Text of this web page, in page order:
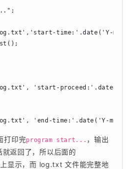
time:'.date('Y-m-d
'start-proceed:'.date('Y-
'end-time:'.date('Y-m-d
打印完program start... ，输出
返回了，所以后面的
显示，而 log.txt 文件能完整地